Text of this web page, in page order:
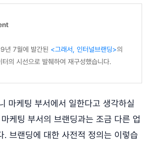
년 7월에 발간된 <그래서, 인터널브랜딩>의
의 시선으로 발췌하여 재구성했습니다.
마케팅 부서에서 일한다고 생각하실
케팅 부서의 브랜딩과는 조금 다른 업
. 브랜딩에 대한 사전적 정의는 이렇습